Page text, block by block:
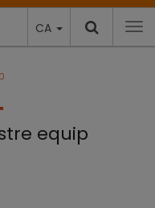
CA
equip